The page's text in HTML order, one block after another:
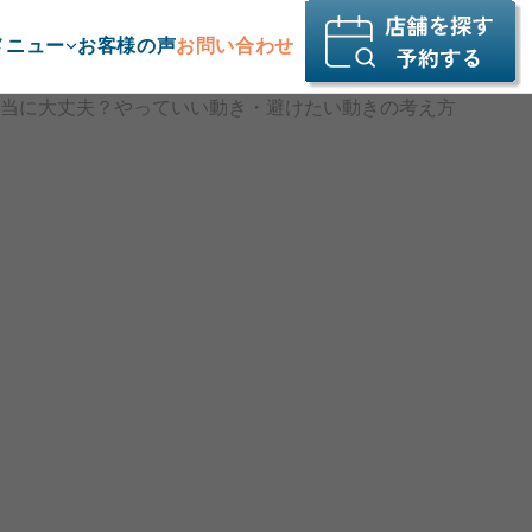
ニュー お客様の声お問い合わせ
に大丈夫？やっていい動き・避けたい動きの考え方